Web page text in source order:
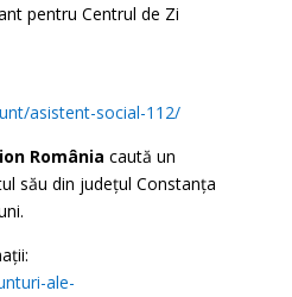
pentru Centrul de Zi
asistent-social-112/
România caută un
său din județul Constanța
ale-